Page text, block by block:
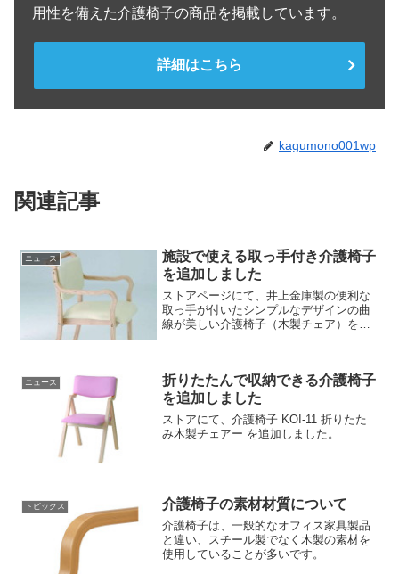
用性を備えた介護椅子の商品を掲載しています。
詳細はこちら
kagumono001wp
関連記事
ニュース
施設で使える取っ手付き介護椅子
を追加しました
ストアページにて、井上金庫製の便利な
取っ手が付いたシンプルなデザインの曲
線が美しい介護椅子（木製チェア）を追
ニュース
折りたたんで収納できる介護椅子
を追加しました
ストアにて、介護椅子 KOI-11 折りたた
み木製チェアー を追加しました。
トピックス 介護椅子の素材材質について
介護椅子は、一般的なオフィス家具製品
と違い、スチール製でなく木製の素材を
使用していることが多いです。